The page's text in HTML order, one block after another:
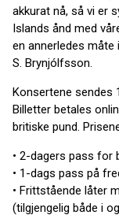
akkurat nå, så vi er
Islands ånd med
en annerledes måte
S. Brynjólfsson.
Konsertene sendes
Billetter betales
britiske pund.
• 2-dagers pass for
• 1-dags pass på
• Frittstående låter
(tilgjengelig både i